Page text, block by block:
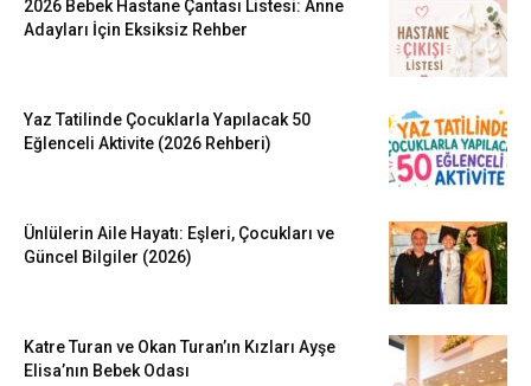
2026 Bebek Hastane Çantası Listesi: Anne
Adayları İçin Eksiksiz Rehber
Yaz Tatilinde Çocuklarla Yapılacak 50
Eğlenceli Aktivite (2026 Rehberi)
Ünlülerin Aile Hayatı: Eşleri, Çocukları ve
Güncel Bilgiler (2026)
Katre Turan ve Okan Turan’ın Kızları Ayşe
Elisa’nın Bebek Odası